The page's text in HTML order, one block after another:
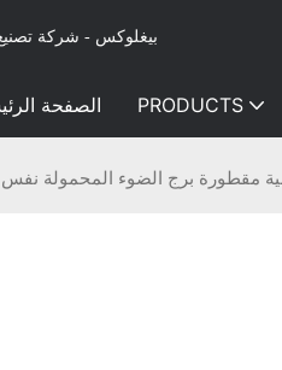
بيغلوكس - شركة تصنيع
الصفحة PRODUCTS
برج الضوء المحمولة نفس